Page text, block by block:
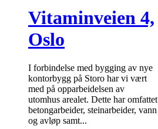
Vitaminveien 4,
Oslo
I forbindelse med bygging av nye
kontorbygg på Storo har vi vært
med på opparbeidelsen av
utomhus arealet. Dette har omfattet
betongarbeider, steinarbeider, vann
og avløp samt...